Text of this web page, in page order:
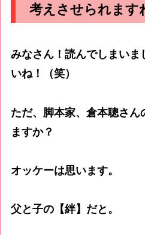
考えさせられます
みなさん！読んでしまいま
いね！（笑）
ただ、脚本家、倉本聰さん
ますか？
オッケーは思います。
父と子の【絆】だと。